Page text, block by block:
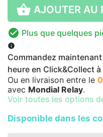
 AJOUTER AU
 Plus que quelques
info
Commandez
heure en Click&Collect
Ou en livraison entre le
avec Mondial Relay.
Voir toutes les options
Disponible dans les